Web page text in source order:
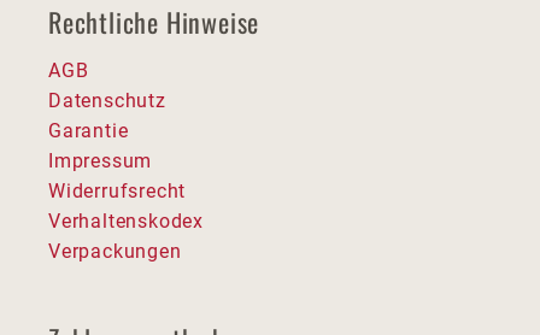
Rechtliche Hinweise
AGB
Datenschutz
Garantie
Impressum
Widerrufsrecht
Verhaltenskodex
Verpackungen